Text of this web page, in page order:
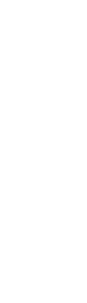
yol
kaplıca